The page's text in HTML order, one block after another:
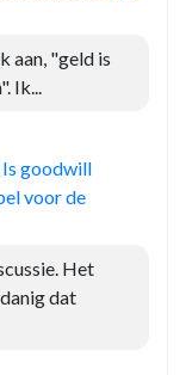
aan, "geld is
goodwill
voor de
Het
dat